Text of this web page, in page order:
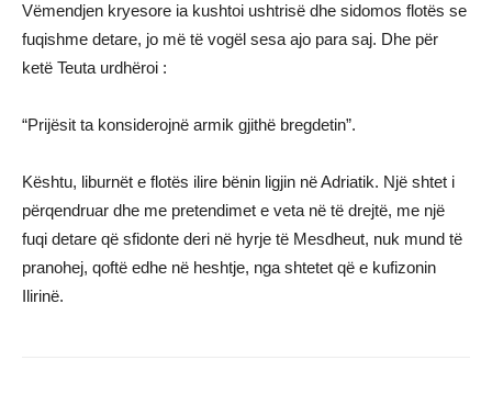
Vëmendjen kryesore ia kushtoi ushtrisë dhe sidomos flotës se
fuqishme detare, jo më të vogël sesa ajo para saj. Dhe për
ketë Teuta urdhëroi :
“Prijësit ta konsiderojnë armik gjithë bregdetin”.
Kështu, liburnët e flotës ilire bënin ligjin në Adriatik. Një shtet i
përqendruar dhe me pretendimet e veta në të drejtë, me një
fuqi detare që sfidonte deri në hyrje të Mesdheut, nuk mund të
pranohej, qoftë edhe në heshtje, nga shtetet që e kufizonin
Ilirinë.